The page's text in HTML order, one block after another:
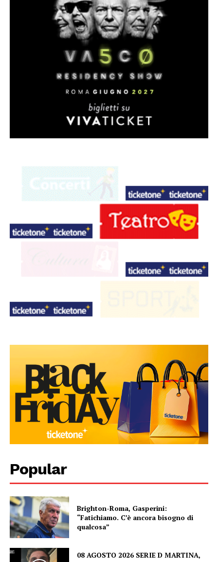
Popular
Brighton-Roma, Gasperini:
“Fatichiamo. C’è ancora bisogno di
qualcosa”
08 AGOSTO 2026 SERIE D MARTINA,